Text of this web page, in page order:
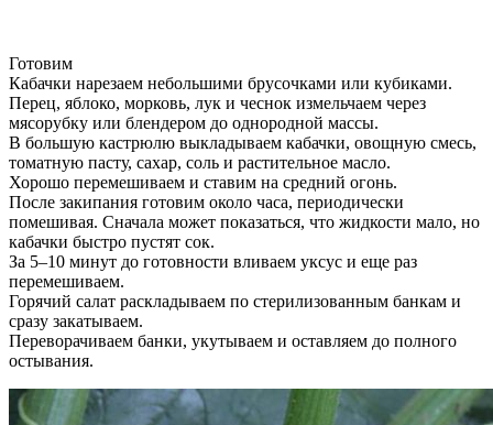
Готовим
Кабачки нарезаем небольшими брусочками или кубиками.
Перец, яблоко, морковь, лук и чеснок измельчаем через
мясорубку или блендером до однородной массы.
В большую кастрюлю выкладываем кабачки, овощную смесь,
томатную пасту, сахар, соль и растительное масло.
Хорошо перемешиваем и ставим на средний огонь.
После закипания готовим около часа, периодически
помешивая. Сначала может показаться, что жидкости мало, но
кабачки быстро пустят сок.
За 5–10 минут до готовности вливаем уксус и еще раз
перемешиваем.
Горячий салат раскладываем по стерилизованным банкам и
сразу закатываем.
Переворачиваем банки, укутываем и оставляем до полного
остывания.